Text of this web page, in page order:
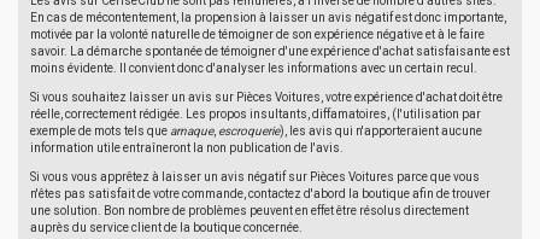
En cas de mécontentement, la propension à laisser un avis négatif est donc importante,
motivée par la volonté naturelle de témoigner de son expérience négative et à le faire
savoir. La démarche spontanée de témoigner d'une expérience d'achat satisfaisante est
moins évidente. Il convient donc d'analyser les informations avec un certain recul.
Si vous souhaitez laisser un avis sur Pièces Voitures, votre expérience d'achat doit être
réelle, correctement rédigée. Les propos insultants, diffamatoires, (l'utilisation par
exemple de mots tels que arnaque, escroquerie), les avis qui n'apporteraient aucune
information utile entraîneront la non publication de l'avis.
Si vous vous apprêtez à laisser un avis négatif sur Pièces Voitures parce que vous
n'êtes pas satisfait de votre commande, contactez d'abord la boutique afin de trouver
une solution. Bon nombre de problèmes peuvent en effet être résolus directement
auprès du service client de la boutique concernée.